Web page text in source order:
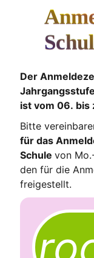
Der
ist vom 06. bis
Bit­te
für das
Schu­le von
den für die
freigestellt.